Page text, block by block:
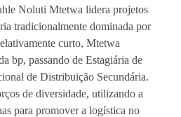
Noluti Mtetwa lidera projetos
tradicionalmente dominada por
curto, Mtetwa
bp, passando de Estagiária de
de Distribuição Secundária.
de diversidade, utilizando a
para promover a logística no